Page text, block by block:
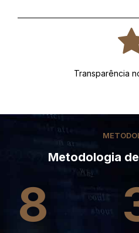
Transparência
Metodologia
8